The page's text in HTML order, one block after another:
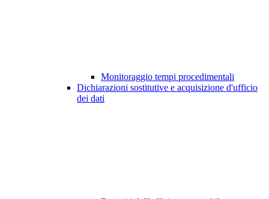
Monitoraggio tempi procedimentali
Dichiarazioni sostitutive e acquisizione d'ufficio
dei dati